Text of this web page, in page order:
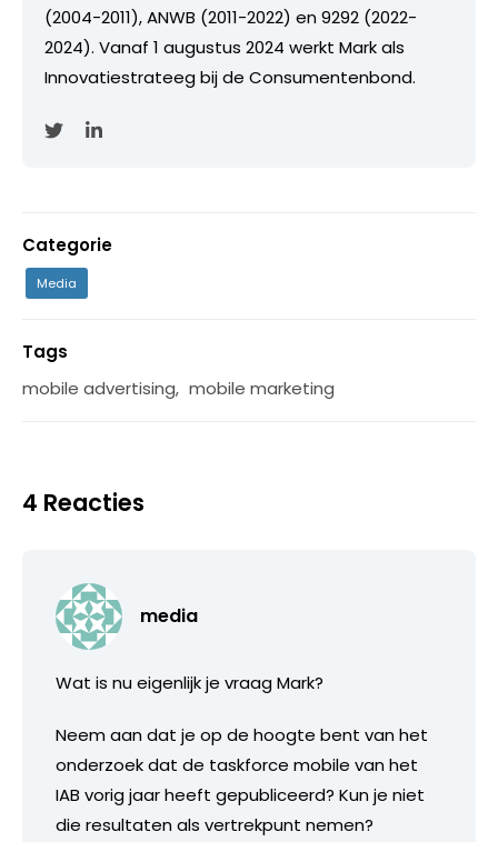
(2004-2011), ANWB (2011-2022) en 9292 (2022-
2024). Vanaf 1 augustus 2024 werkt Mark als
Innovatiestrateeg bij de Consumentenbond.
Categorie
Media
Tags
mobile advertising, mobile marketing
4 Reacties
media
Wat is nu eigenlijk je vraag Mark?
Neem aan dat je op de hoogte bent van het
onderzoek dat de taskforce mobile van het
IAB vorig jaar heeft gepubliceerd? Kun je niet
die resultaten als vertrekpunt nemen?